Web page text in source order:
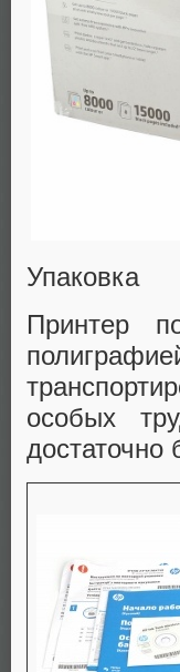
Упаковка
Принтер
особых
достаточно